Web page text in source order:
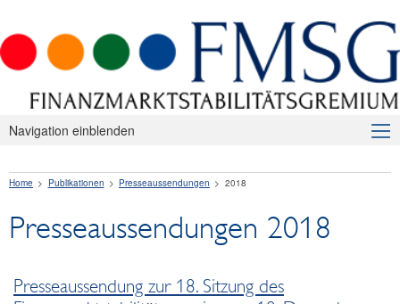
Navigation einblenden
Makroprudenzielle Aufsicht
Publikationen
2026
Home Publikationen Presseaussendungen 2018
Presseaussendungen 2018
Presseaussendung zur 18. Sitzung des